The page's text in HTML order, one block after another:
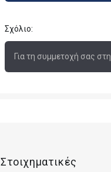
Σχόλιο:
Για τη συμμετοχή σας
Στοιχηματικές